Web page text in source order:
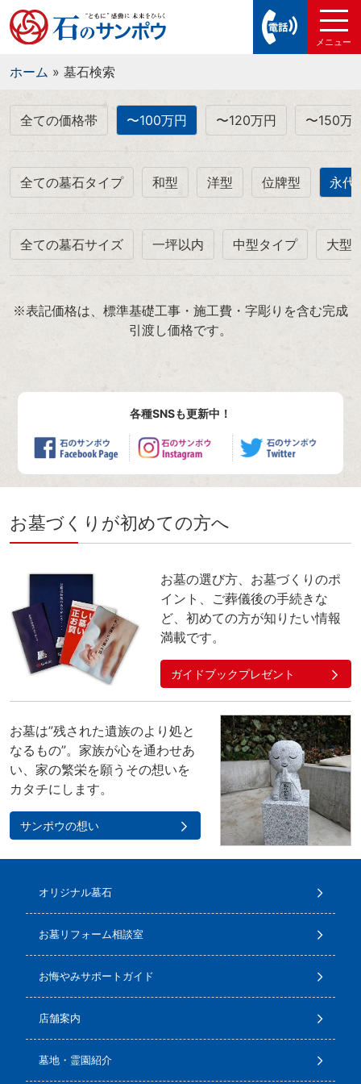
ホーム » 墓石検索
全ての価格帯 〜100万円 〜120万円 〜150万
全ての墓石タイプ 和型 洋型 位牌型 永代
全ての墓石サイズ 一坪以内 中型タイプ 大型
※表記価格は、標準基礎工事・施工費・字彫りを含む完成
引渡し価格です。
各種SNSも更新中！
お墓づくりが初めての方へ
お墓の選び方、お墓づくりのポ
イント、ご葬儀後の手続きな
ど、初めての方が知りたい情報
満載です。
ガイドブックプレゼント
お墓は”残された遺族のより処と
なるもの”。家族が心を通わせあ
い、家の繁栄を願うその想いを
カタチにします。
サンポウの想い
オリジナル墓石
お墓リフォーム相談室
お悔やみサポートガイド
店舗案内
墓地・霊園紹介